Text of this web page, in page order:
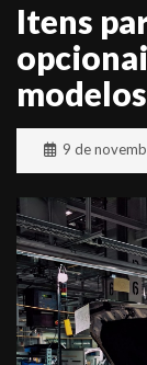
Itens
9 de